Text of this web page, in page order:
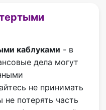
каблуками - в
дела могут
не принимать
потерять часть